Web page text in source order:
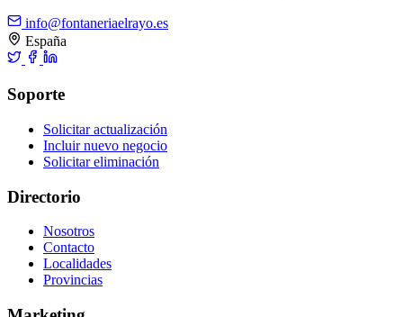
info@fontaneriaelrayo.es
España
Soporte
Solicitar actualización
Incluir nuevo negocio
Solicitar eliminación
Directorio
Nosotros
Contacto
Localidades
Provincias